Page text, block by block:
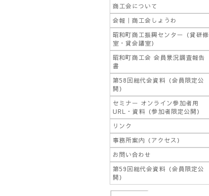
商工会について
会報｜商工会しょうわ
昭和町商工振興センター（貸研修
室・貸会議室）
昭和町商工会 会員景況調査報告
書
第58回総代会資料（会員限定公
開）
セミナー オンライン参加者用
URL・資料（参加者限定公開）
リンク
事務所案内（アクセス）
お問い合わせ
第59回総代会資料（会員限定公
開）